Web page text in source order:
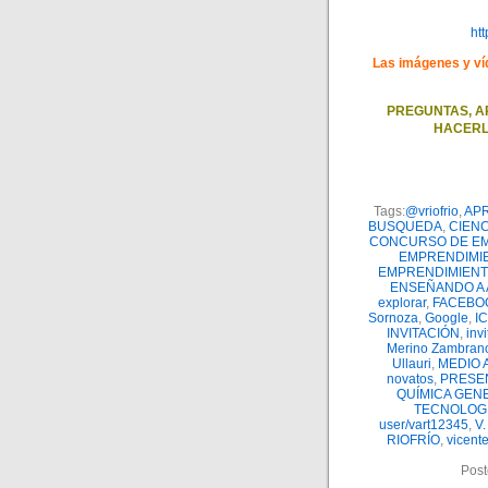
Las imágenes y
PREGUNTAS,
Tags:@vriofrio,
BUSQUEDA,
CONCURSO DE
ENSEÑANDO
explorar,
Sornoza, Google,
INVITACIÓN ,
Merino
Ullauri, MEDIO
novatos,
QUÍMICA
user/vart12345,
RIOFRÍO,